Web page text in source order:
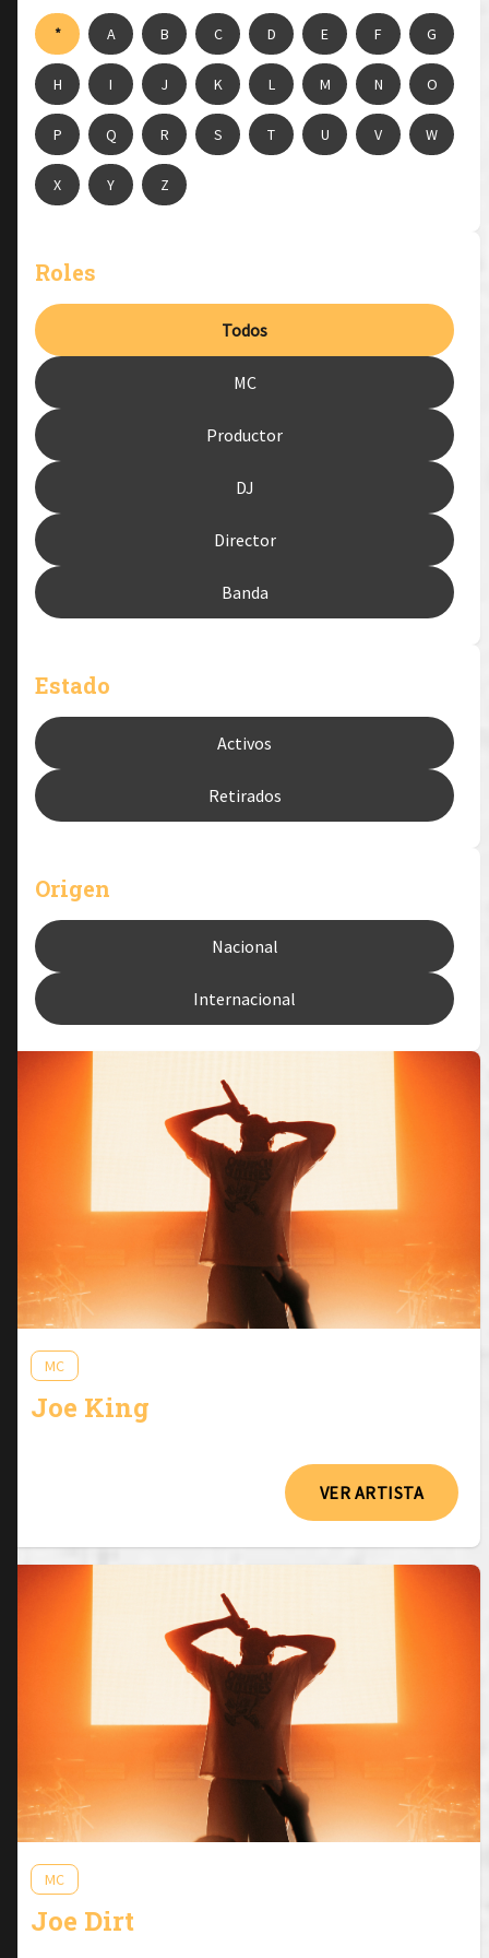
* A B C D E F G
H I J K L M N O
P Q R S T U V W
X Y Z
Roles
Todos
MC
Productor
DJ
Director
Banda
Estado
Activos
Retirados
Origen
Nacional
Internacional
MC
Joe King
VER ARTISTA
MC
Joe Dirt